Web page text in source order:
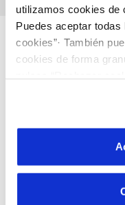
utilizamos cookies de
Puedes aceptar todas
cookies”· También
cookies de forma
son indispensables
por tanto no se
más información en